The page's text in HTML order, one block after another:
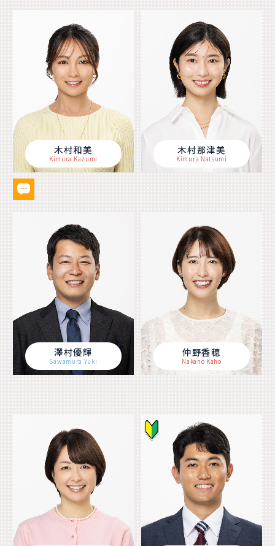
木村和美
Kimura Kazumi
木村那津美
Kimura Natsumi
澤村優輝
Sawamura Yuki
仲野香穂
Nakano Kaho